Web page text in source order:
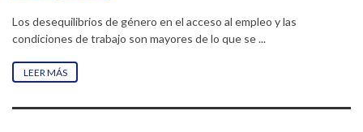
Los desequilibrios de género en el acceso al empleo y las
condiciones de trabajo son mayores de lo que se ...
LEER MÁS